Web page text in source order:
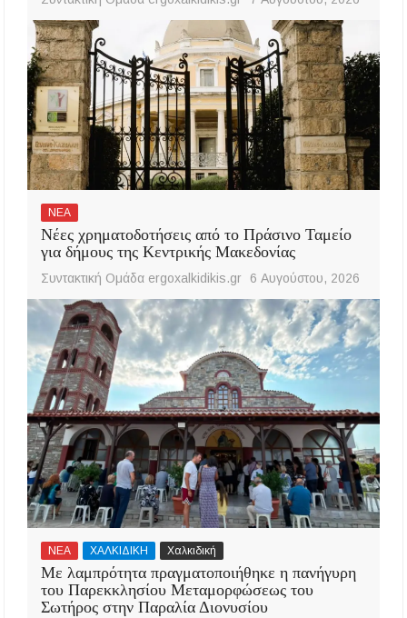
ΝΕΑ
Νέες χρηματοδοτήσεις από το Πράσινο Ταμείο
για δήμους της Κεντρικής Μακεδονίας
Συντακτική Ομάδα ergoxalkidikis.gr 6 Αυγούστου, 2026
ΝΕΑ ΧΑΛΚΙΔΙΚΗ Χαλκιδική
Με λαμπρότητα πραγματοποιήθηκε η πανήγυρη
του Παρεκκλησίου Μεταμορφώσεως του
Σωτήρος στην Παραλία Διονυσίου